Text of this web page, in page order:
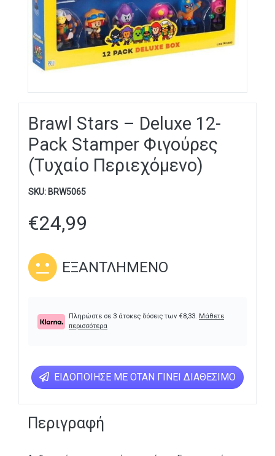
Brawl Stars – Deluxe 12-
Pack Stamper Φιγούρες
(Τυχαίο Περιεχόμενο)
SKU: BRW5065
€24,99
ΕΞΑΝΤΛΗΜΈΝΟ
Πληρώστε σε 3 άτοκες δόσεις των €8,33. Μάθετε
περισσότερα
ΕΙΔΟΠΟΊΗΣΕ ΜΕ ΌΤΑΝ ΓΊΝΕΙ ΔΙΑΘΈΣΙΜΟ
Περιγραφή